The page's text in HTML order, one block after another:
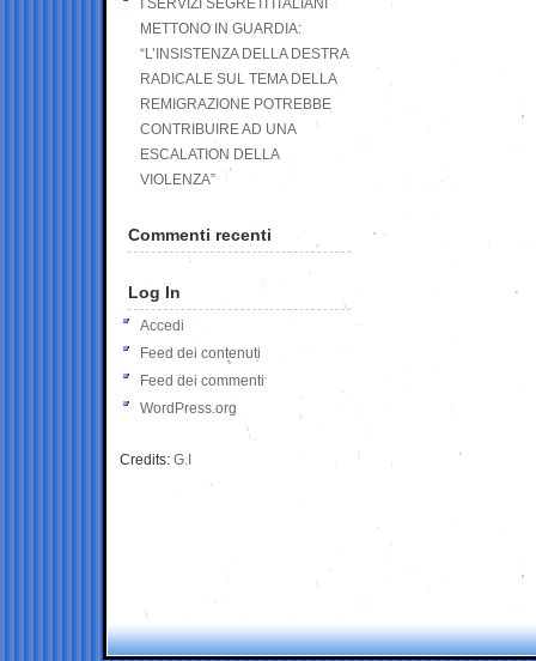
I SERVIZI SEGRETI ITALIANI
METTONO IN GUARDIA:
“L’INSISTENZA DELLA DESTRA
RADICALE SUL TEMA DELLA
REMIGRAZIONE POTREBBE
CONTRIBUIRE AD UNA
ESCALATION DELLA
VIOLENZA”
Commenti recenti
Log In
Accedi
Feed dei contenuti
Feed dei commenti
WordPress.org
Credits: G.I